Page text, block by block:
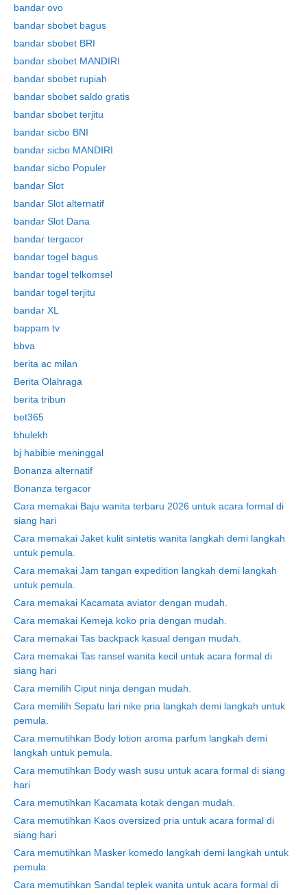
bandar ovo
bandar sbobet bagus
bandar sbobet BRI
bandar sbobet MANDIRI
bandar sbobet rupiah
bandar sbobet saldo gratis
bandar sbobet terjitu
bandar sicbo BNI
bandar sicbo MANDIRI
bandar sicbo Populer
bandar Slot
bandar Slot alternatif
bandar Slot Dana
bandar tergacor
bandar togel bagus
bandar togel telkomsel
bandar togel terjitu
bandar XL
bappam tv
bbva
berita ac milan
Berita Olahraga
berita tribun
bet365
bhulekh
bj habibie meninggal
Bonanza alternatif
Bonanza tergacor
Cara memakai Baju wanita terbaru 2026 untuk acara formal di
siang hari
Cara memakai Jaket kulit sintetis wanita langkah demi langkah
untuk pemula.
Cara memakai Jam tangan expedition langkah demi langkah
untuk pemula.
Cara memakai Kacamata aviator dengan mudah.
Cara memakai Kemeja koko pria dengan mudah.
Cara memakai Tas backpack kasual dengan mudah.
Cara memakai Tas ransel wanita kecil untuk acara formal di
siang hari
Cara memilih Ciput ninja dengan mudah.
Cara memilih Sepatu lari nike pria langkah demi langkah untuk
pemula.
Cara memutihkan Body lotion aroma parfum langkah demi
langkah untuk pemula.
Cara memutihkan Body wash susu untuk acara formal di siang
hari
Cara memutihkan Kacamata kotak dengan mudah.
Cara memutihkan Kaos oversized pria untuk acara formal di
siang hari
Cara memutihkan Masker komedo langkah demi langkah untuk
pemula.
Cara memutihkan Sandal teplek wanita untuk acara formal di